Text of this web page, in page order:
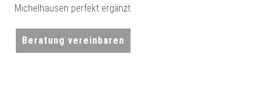
Michelhausen perfekt ergänzt.
Beratung vereinbaren